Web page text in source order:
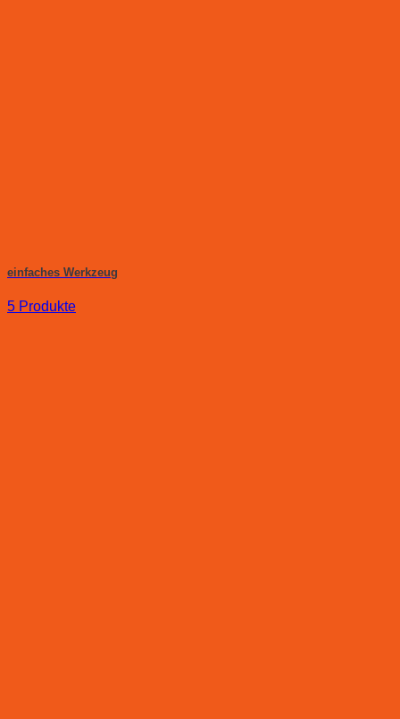
einfaches Werkzeug
5 Produkte